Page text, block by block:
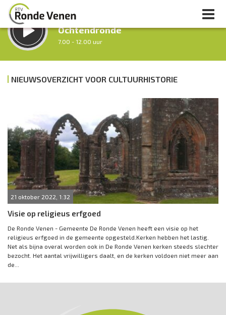
LUISTER LIVE:
Ochtendronde
7.00 - 12.00 uur
Tussen Twaalf en Twee
Volgend uur
NIEUWSOVERZICHT VOOR CULTUURHISTORIE
21 oktober 2022, 1:32
Visie op religieus erfgoed
De Ronde Venen - Gemeente De Ronde Venen heeft een visie op het
religieus erfgoed in de gemeente opgesteld.Kerken hebben het lastig.
Net als bijna overal worden ook in De Ronde Venen kerken steeds slechter
bezocht. Het aantal vrijwilligers daalt, en de kerken voldoen niet meer aan
de...